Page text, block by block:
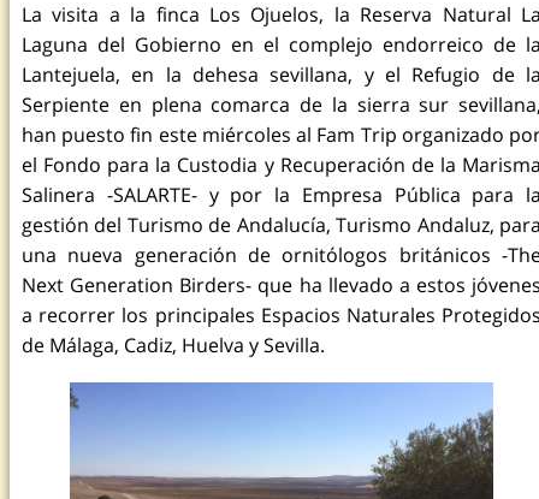
La visita a la finca Los Ojuelos, la Reserva Natural
Laguna del Gobierno en el complejo endorreico de
Lantejuela, en la dehesa sevillana, y el Refugio de
Serpiente en plena comarca de la sierra sur
han puesto fin este miércoles al Fam Trip organizado
el Fondo para la Custodia y Recuperación de la
Salinera -SALARTE- y por la Empresa Pública para
gestión del Turismo de Andalucía, Turismo Andaluz,
una nueva generación de ornitólogos británicos -
Next Generation Birders- que ha llevado a estos
a recorrer los principales Espacios Naturales
de Málaga, Cadiz, Huelva y Sevilla.